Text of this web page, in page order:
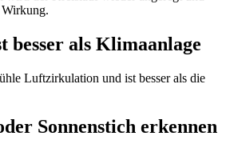
Wirkung.
besser als Klimaanlage
Luftzirkulation und ist besser als die
Sonnenstich erkennen